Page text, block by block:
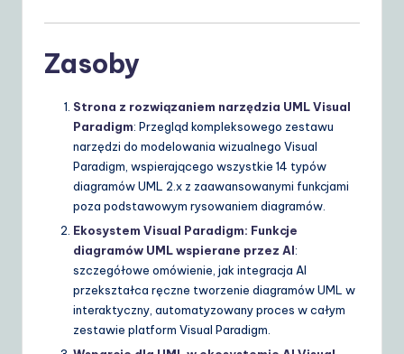
Zasoby
Strona z rozwiązaniem narzędzia UML Visual
Paradigm: Przegląd kompleksowego zestawu
narzędzi do modelowania wizualnego Visual
Paradigm, wspierającego wszystkie 14 typów
diagramów UML 2.x z zaawansowanymi funkcjami
poza podstawowym rysowaniem diagramów.
Ekosystem Visual Paradigm: Funkcje
diagramów UML wspierane przez AI:
szczegółowe omówienie, jak integracja AI
przekształca ręczne tworzenie diagramów UML w
interaktyczny, automatyzowany proces w całym
zestawie platform Visual Paradigm.